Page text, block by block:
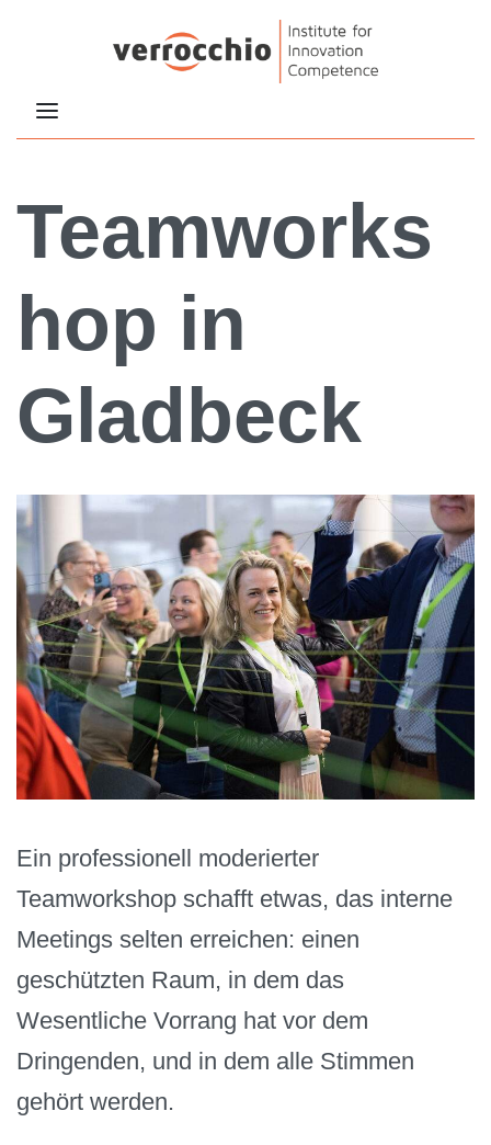
Teamworks
hop in
Gladbeck
Ein professionell moderierter
Teamworkshop schafft etwas, das interne
Meetings selten erreichen: einen
geschützten Raum, in dem das
Wesentliche Vorrang hat vor dem
Dringenden, und in dem alle Stimmen
gehört werden.